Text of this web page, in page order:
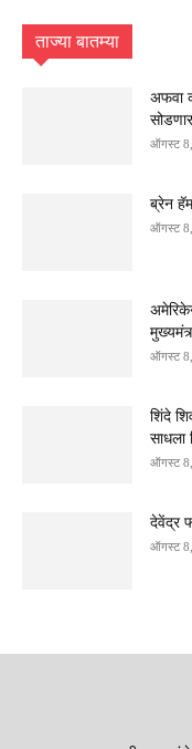
ताज्या बातम्या
अफवा
ऑगस्ट
ब्रेन
ऑगस्ट
ऑगस्ट
शिंदे
साधला
ऑगस्ट
देवेंद्र
ऑगस्ट